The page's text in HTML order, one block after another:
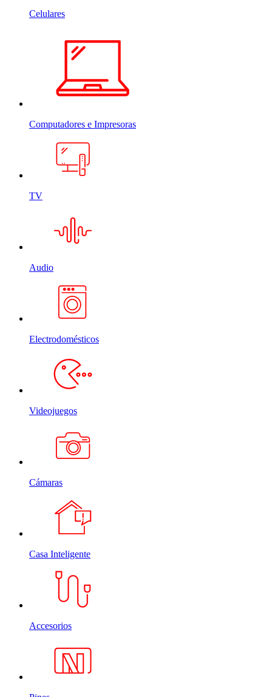
Celulares
Computadores e Impresoras
TV
Audio
Electrodomésticos
Videojuegos
Cámaras
Casa Inteligente
Accesorios